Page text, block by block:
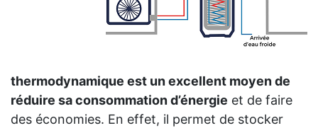
thermodynamique est un excellent moyen de
réduire sa consommation d’énergie et de faire
des économies. En effet, il permet de stocker